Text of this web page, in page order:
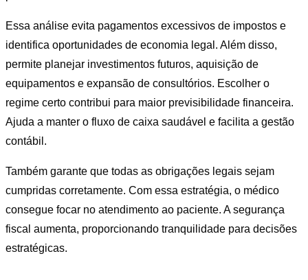
Essa análise evita pagamentos excessivos de impostos e
identifica oportunidades de economia legal. Além disso,
permite planejar investimentos futuros, aquisição de
equipamentos e expansão de consultórios. Escolher o
regime certo contribui para maior previsibilidade financeira.
Ajuda a manter o fluxo de caixa saudável e facilita a gestão
contábil.
Também garante que todas as obrigações legais sejam
cumpridas corretamente. Com essa estratégia, o médico
consegue focar no atendimento ao paciente. A segurança
fiscal aumenta, proporcionando tranquilidade para decisões
estratégicas.